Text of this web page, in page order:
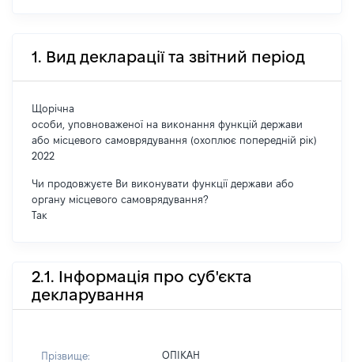
1. Вид декларації та звітний період
Щорічна
особи, уповноваженої на виконання функцій держави
або місцевого самоврядування (охоплює попередній рік)
2022
Чи продовжуєте Ви виконувати функції держави або
органу місцевого самоврядування?
Так
2.1. Інформація про суб'єкта
декларування
Прізвище: ОПІКАН